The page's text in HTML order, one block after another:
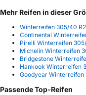
Mehr Reifen in dieser
Winterreifen 305/40
Continental
Pirelli Winterreifen
Michelin Winterreifen
Bridgestone
Hankook Winterreifen
Goodyear Winterreifen
Passende Top-Reifen